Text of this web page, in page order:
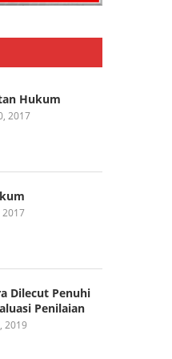
Hukum
2017
2017
Dilecut Penuhi
Penilaian
2019